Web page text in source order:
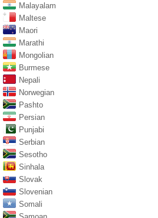
Malayalam
Maltese
Maori
Marathi
Mongolian
Burmese
Nepali
Norwegian
Pashto
Persian
Punjabi
Serbian
Sesotho
Sinhala
Slovak
Slovenian
Somali